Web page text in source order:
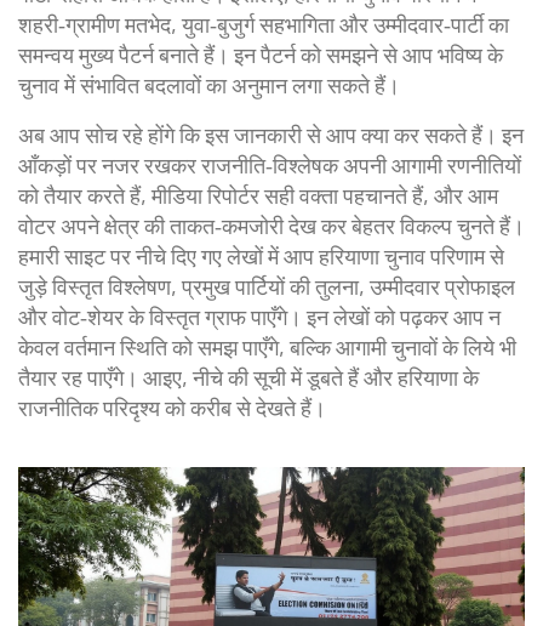
शहरी‑ग्रामीण मतभेद, युवा‑बुजुर्ग सहभागिता और उम्मीदवार‑पार्टी का
समन्वय मुख्य पैटर्न बनाते हैं। इन पैटर्न को समझने से आप भविष्य के
चुनाव में संभावित बदलावों का अनुमान लगा सकते हैं।
अब आप सोच रहे होंगे कि इस जानकारी से आप क्या कर सकते हैं। इन
आँकड़ों पर नजर रखकर राजनीति‑विश्लेषक अपनी आगामी रणनीतियों
को तैयार करते हैं, मीडिया रिपोर्टर सही वक्ता पहचानते हैं, और आम
वोटर अपने क्षेत्र की ताकत‑कमजोरी देख कर बेहतर विकल्प चुनते हैं।
हमारी साइट पर नीचे दिए गए लेखों में आप हरियाणा चुनाव परिणाम से
जुड़े विस्तृत विश्लेषण, प्रमुख पार्टियों की तुलना, उम्मीदवार प्रोफाइल
और वोट‑शेयर के विस्तृत ग्राफ पाएँगे। इन लेखों को पढ़कर आप न
केवल वर्तमान स्थिति को समझ पाएँगे, बल्कि आगामी चुनावों के लिये भी
तैयार रह पाएँगे। आइए, नीचे की सूची में डूबते हैं और हरियाणा के
राजनीतिक परिदृश्य को करीब से देखते हैं।